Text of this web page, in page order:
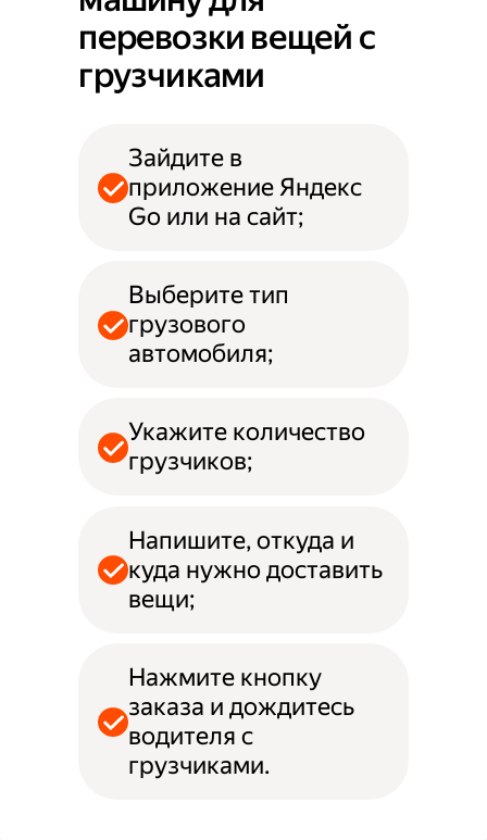
перевозки вещей с
грузчиками
Зайдите в
приложение Яндекс
Go или на сайт;
Выберите тип
грузового
автомобиля;
Укажите количество
грузчиков;
Напишите, откуда и
куда нужно доставить
вещи;
Нажмите кнопку
заказа и дождитесь
водителя с
грузчиками.